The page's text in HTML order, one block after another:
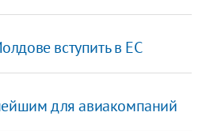
вступить в ЕС
для авиакомпаний